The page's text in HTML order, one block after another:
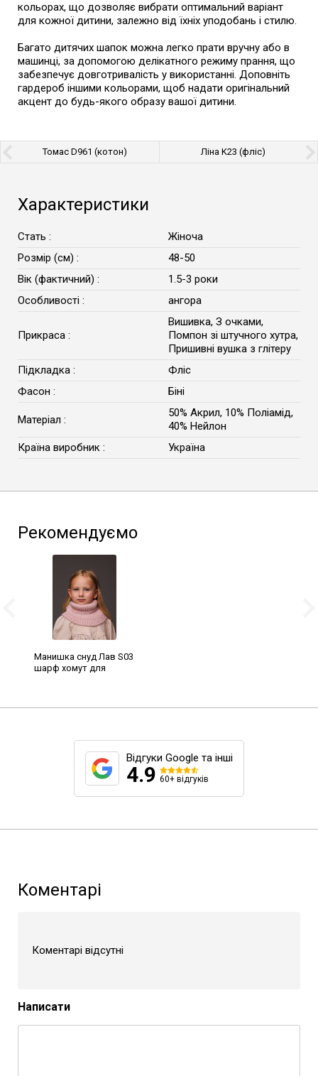
кольорах, що дозволяє вибрати оптимальний варіант
для кожної дитини, залежно від їхніх уподобань і стилю.
Багато дитячих шапок можна легко прати вручну або в
машинці, за допомогою делікатного режиму прання, що
забезпечує довготривалість у використанні. Доповніть
гардероб іншими кольорами, щоб надати оригінальний
акцент до будь-якого образу вашої дитини.
Ліна K23 (фліс)
Томас D961 (котон)
Характеристики
Стать :
Жіноча
Розмір (см) :
48-50
Вік (фактичний) :
1.5-3 роки
Особливості :
ангора
Прикраса :
Вишивка, З очками,
Помпон зі штучного хутра,
Пришивні вушка з глітеру
Підкладка :
Фліс
Фасон :
Біні
Матеріал :
50% Акрил, 10% Поліамід,
40% Нейлон
Країна виробник :
Україна
Рекомендуємо
Манишка снуд Лав S03
шарф хомут для
Відгуки Google та інші
4.9 60+ відгуків
Коментарі
Коментарі відсутні
Написати